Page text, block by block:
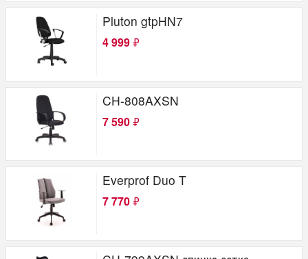
Pluton gtpHN7
4 999 ₽
CH-808AXSN
7 590 ₽
Everprof Duo T
7 770 ₽